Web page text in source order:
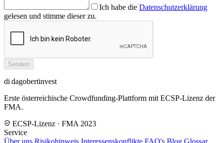
Ich habe die Datenschutzerklärung
gelesen und stimme dieser zu.
Senden
di dagobertinvest
Erste österreichische Crowdfunding-Plattform mit ECSP-Lizenz der
FMA.
ECSP-Lizenz · FMA 2023
Service
Über uns Risikohinweis Interessenskonflikte FAQ's Blog Glossar